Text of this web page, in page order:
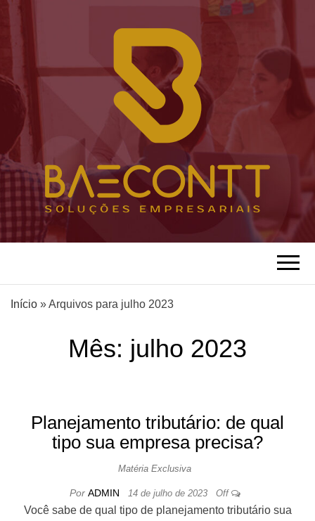
BAECONTT
ASSESSORIA
EMPRESARIA
Loto Baecontt Soluções Empresariais
Início »Arquivos para julho 2023
Mês: julho 2023
Planejamento tributário: de qual
tipo sua empresa precisa?
Matéria Exclusiva
Por ADMIN 14 de julho de 2023 Off
Você sabe de qual tipo de planejamento tributário sua